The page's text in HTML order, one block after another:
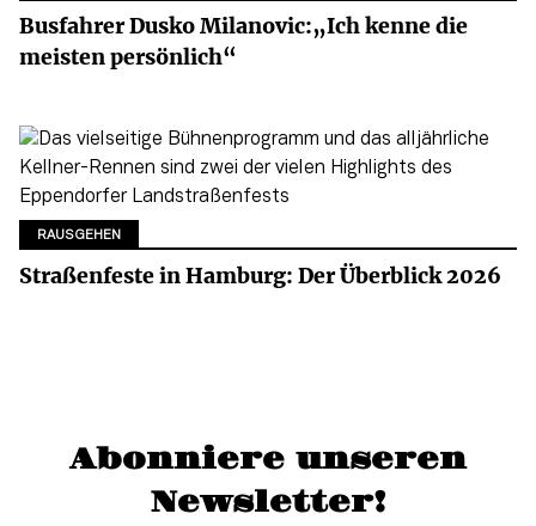
Busfahrer Dusko Milanovic:„Ich kenne die
meisten persönlich“
RAUSGEHEN
Straßenfeste in Hamburg: Der Überblick 2026
Abonniere unseren
Newsletter!